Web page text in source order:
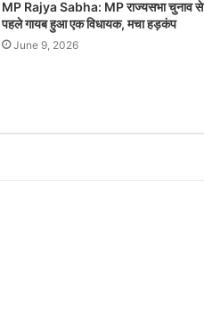
MP Rajya Sabha: MP राज्यसभा चुनाव से
पहले गायब हुआ एक विधायक, मचा हड़कंप
June 9, 2026